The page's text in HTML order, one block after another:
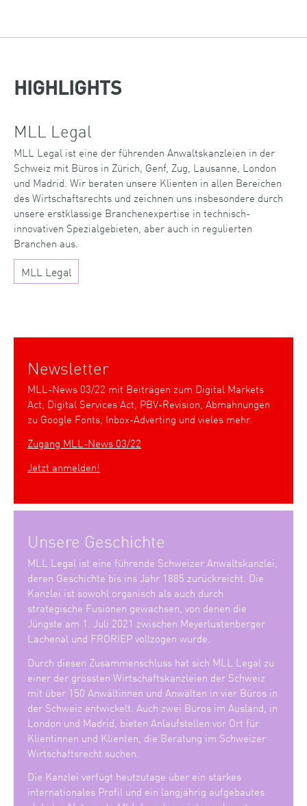
HIGHLIGHTS
MLL Legal
MLL Legal ist eine der führenden Anwaltskanzleien in der
Schweiz mit Büros in Zürich, Genf, Zug, Lausanne, London
und Madrid. Wir beraten unsere Klienten in allen Bereichen
des Wirtschaftsrechts und zeichnen uns insbesondere durch
unsere erstklassige Branchenexpertise in technisch-
innovativen Spezialgebieten, aber auch in regulierten
Branchen aus.
MLL Legal
Newsletter
MLL-News 03/22 mit Beiträgen zum Digital Markets
Act, Digital Services Act, PBV-Revision, Abmahnungen
zu Google Fonts, Inbox-Adverting und vieles mehr.
Zugang MLL-News 03/22
Jetzt anmelden!
Unsere Geschichte
MLL Legal ist eine führende Schweizer Anwaltskanzlei,
deren Geschichte bis ins Jahr 1885 zurückreicht. Die
Kanzlei ist sowohl organisch als auch durch
strategische Fusionen gewachsen, von denen die
Jüngste am 1. Juli 2021 zwischen Meyerlustenberger
Lachenal und FRORIEP vollzogen wurde.
Durch diesen Zusammenschluss hat sich MLL Legal zu
einer der grössten Wirtschaftskanzleien der Schweiz
mit über 150 Anwältinnen und Anwälten in vier Büros in
der Schweiz entwickelt. Auch zwei Büros im Ausland, in
London und Madrid, bieten Anlaufstellen vor Ort für
Klientinnen und Klienten, die Beratung im Schweizer
Wirtschaftsrecht suchen.
Die Kanzlei verfügt heutzutage über ein starkes
internationales Profil und ein langjährig aufgebautes